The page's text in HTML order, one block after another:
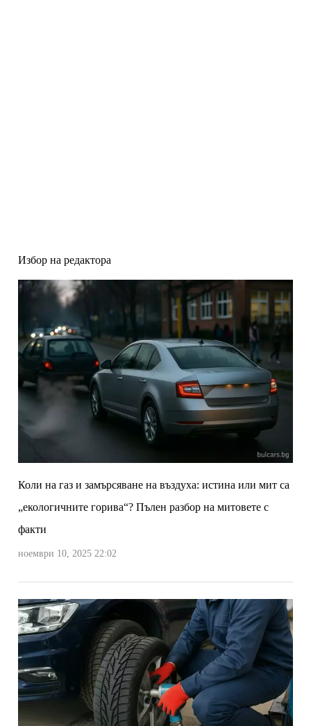
Избор на редактора
Коли на газ и замърсяване на въздуха: истина или мит са
„екологичните горива“? Пълен разбор на митовете с
факти
ноември 10, 2025 22:02